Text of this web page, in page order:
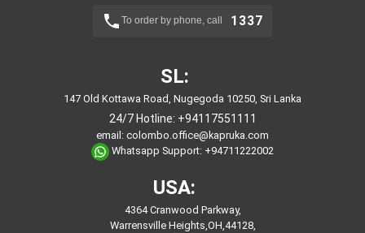
To order by phone, call 1337
SL:
147 Old Kottawa Road, Nugegoda 10250, Sri Lanka
24/7 Hotline: +94117551111
email: colombo.office@kapruka.com
Whatsapp Support: +94711222002
USA:
4364 Cranwood Parkway,
Warrensville Heights,OH,44128,